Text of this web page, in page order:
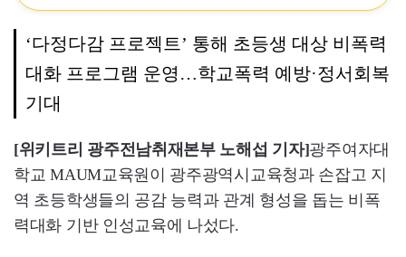
‘다정다감 프로젝트’ 통해 초등생 대상 비폭력
대화 프로그램 운영…학교폭력 예방·정서회복
기대
[위키트리 광주전남취재본부 노해섭 기자]광주여자대
학교 MAUM교육원이 광주광역시교육청과 손잡고 지
역 초등학생들의 공감 능력과 관계 형성을 돕는 비폭
력대화 기반 인성교육에 나섰다.